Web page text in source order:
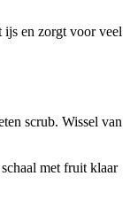
ijs en zorgt voor veel
scrub. Wissel van
met fruit klaar